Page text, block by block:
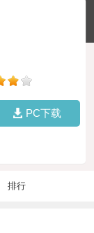
PC下载
排行